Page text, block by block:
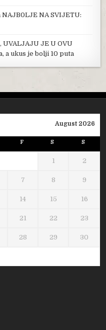
NA SVIJETU:
JE U OVU
a ukus je bolji 10 puta
August 2026
F S S
1 2
7 8 9
14 15 16
21 22 23
28 29 30